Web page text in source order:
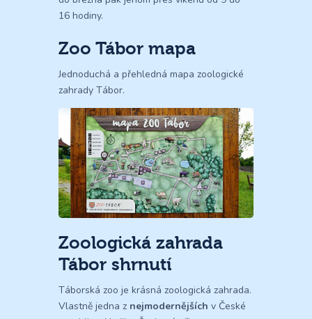
16 hodiny.
Zoo Tábor mapa
Jednoduchá a přehledná mapa zoologické
zahrady Tábor.
Zoologická zahrada
Tábor shrnutí
Táborská zoo je krásná zoologická zahrada.
Vlastně jedna z nejmodernějších v České